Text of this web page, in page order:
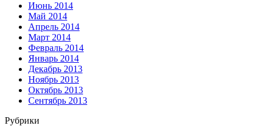
Июнь 2014
Май 2014
Апрель 2014
Март 2014
Февраль 2014
Январь 2014
Декабрь 2013
Ноябрь 2013
Октябрь 2013
Сентябрь 2013
Рубрики